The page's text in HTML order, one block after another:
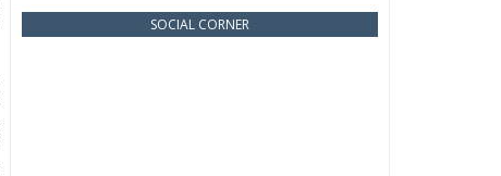
SOCIAL CORNER